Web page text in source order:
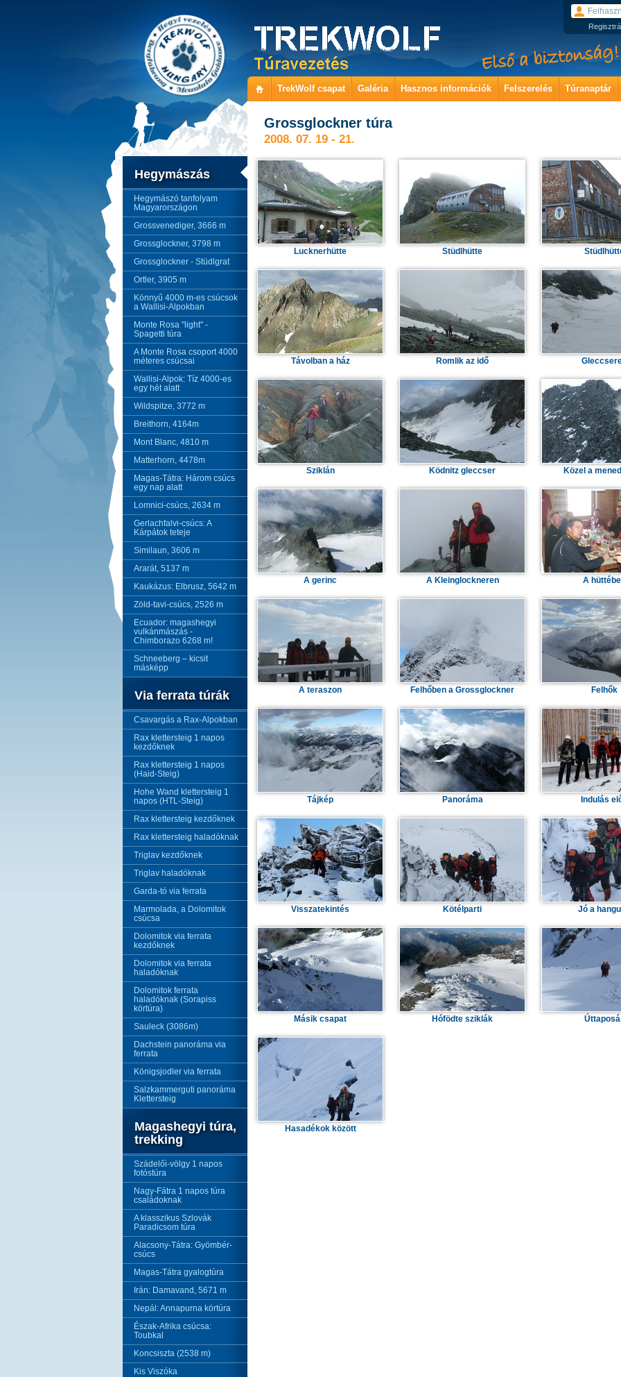
TrekWolf csapat Galéria Hasznos információk Felszerelés Túranaptár
Hegymászás
Hegymászó tanfolyam
Magyarországon
Grossvenediger, 3666 m
Grossglockner, 3798 m
Grossglockner - Stüdlgrat
Ortler, 3905 m
Könnyű 4000 m-es csúcsok
a Wallisi-Alpokban
Monte Rosa "light" -
Spagetti túra
A Monte Rosa csoport 4000
méteres csúcsai
Wallisi-Alpok: Tíz 4000-es
egy hét alatt
Wildspitze, 3772 m
Breithorn, 4164m
Mont Blanc, 4810 m
Matterhorn, 4478m
Magas-Tátra: Három csúcs
egy nap alatt
Lomnici-csúcs, 2634 m
Gerlachfalvi-csúcs: A
Kárpátok teteje
Similaun, 3606 m
Ararát, 5137 m
Kaukázus: Elbrusz, 5642 m
Zöld-tavi-csúcs, 2526 m
Ecuador: magashegyi
vulkánmászás -
Chimborazo 6268 m!
Schneeberg – kicsit
másképp
Via ferrata túrák
Csavargás a Rax-Alpokban
Rax klettersteig 1 napos
kezdőknek
Rax klettersteig 1 napos
(Haid-Steig)
Hohe Wand klettersteig 1
napos (HTL-Steig)
Rax klettersteig kezdőknek
Rax klettersteig haladóknak
Triglav kezdőknek
Triglav haladóknak
Garda-tó via ferrata
Marmolada, a Dolomitok
csúcsa
Dolomitok via ferrata
kezdőknek
Dolomitok via ferrata
haladóknak
Dolomitok ferrata
haladóknak (Sorapiss
körtúra)
Sauleck (3086m)
Dachstein panoráma via
ferrata
Königsjodler via ferrata
Salzkammerguti panoráma
Klettersteig
Magashegyi túra,
trekking
Szádelői-völgy 1 napos
fotóstúra
Nagy-Fátra 1 napos túra
családoknak
A klasszikus Szlovák
Paradicsom túra
Alacsony-Tátra: Gyömbér-
csúcs
Magas-Tátra gyalogtúra
Irán: Damavand, 5671 m
Nepál: Annapurna körtúra
Észak-Afrika csúcsa:
Toubkal
Koncsiszta (2538 m)
Kis Viszóka
Grossglockner túra
2008. 07. 19 - 21.
Lucknerhütte Stüdlhütte
Távolban a ház Romlik az idő
Sziklán Ködnitz gleccser Közel a
A gerinc A Kleinglockneren A
A teraszon Felhőben a Grossglockner Felhők
Tájkép Panoráma Indulás
Visszatekintés Kötélparti Jó a
Másik csapat Hófödte sziklák
Hasadékok között